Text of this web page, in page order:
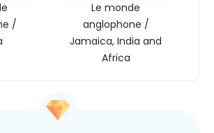
/
Le monde
anglophone /
Jamaica, India and
Africa